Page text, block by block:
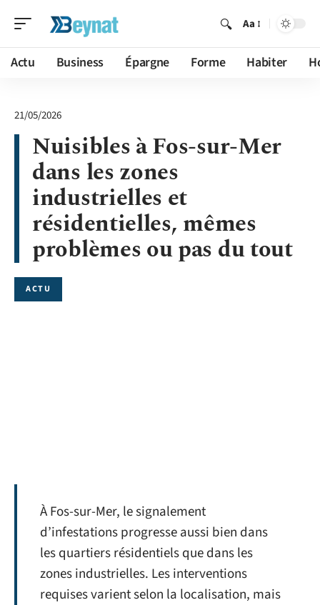
Aa
Actu Business Épargne Forme Habiter
21/05/2026
Nuisibles à Fos-sur-Mer
dans les zones
industrielles et
résidentielles, mêmes
problèmes ou pas du tout
ACTU
À Fos-sur-Mer, le signalement
d’infestations progresse aussi bien dans
les quartiers résidentiels que dans les
zones industrielles. Les interventions
requises varient selon la localisation, mais